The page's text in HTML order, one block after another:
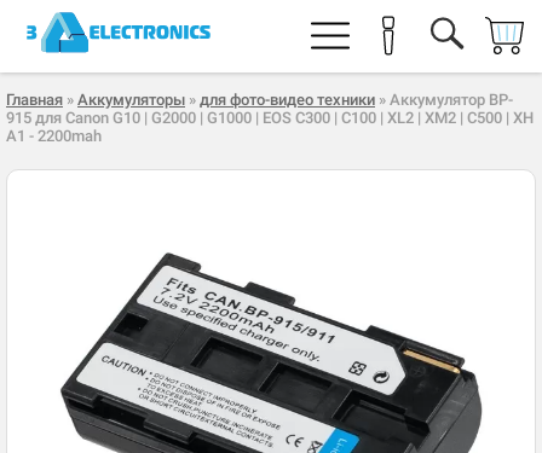
Главная » Аккумуляторы » для фото-видео техники » Аккумулятор BP-
915 для Canon G10 | G2000 | G1000 | EOS C300 | C100 | XL2 | XM2 | C500 | XH
A1 - 2200mah